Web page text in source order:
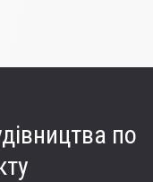
по